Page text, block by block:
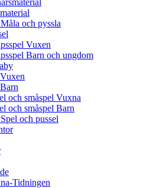
och pyssla
Vuxen
Barn och ungdom
och småspel Vuxna
och småspel Barn
och pussel
Tidningen